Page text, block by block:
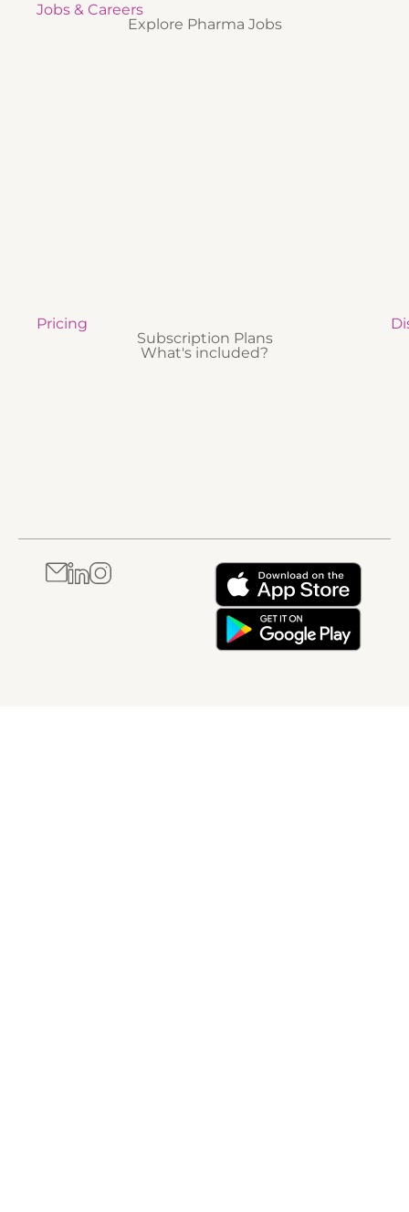
Jobs & Careers
Explore Pharma Jobs
Pricing
Subscription Plans
What's included?